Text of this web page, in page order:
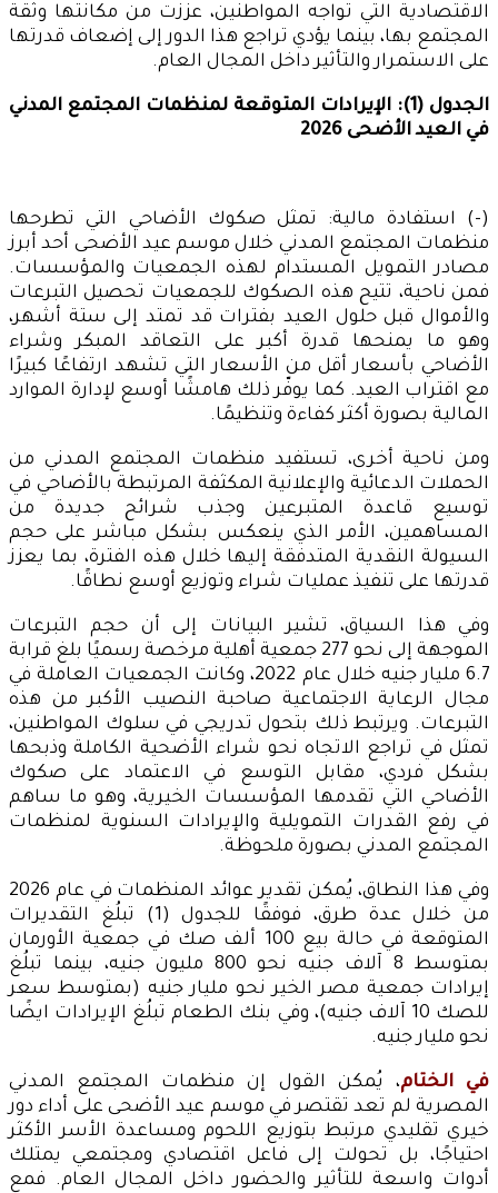
الاقتصادية التي تواجه المواطنين، عززت من مكانتها وثقة
المجتمع بها، بينما يؤدي تراجع هذا الدور إلى إضعاف قدرتها
على الاستمرار والتأثير داخل المجال العام.
الجدول (1): الإيرادات المتوقعة لمنظمات المجتمع المدني
في العيد الأضحى 2026
(-) استفادة مالية: تمثل صكوك الأضاحي التي تطرحها
منظمات المجتمع المدني خلال موسم عيد الأضحى أحد أبرز
مصادر التمويل المستدام لهذه الجمعيات والمؤسسات.
فمن ناحية، تتيح هذه الصكوك للجمعيات تحصيل التبرعات
والأموال قبل حلول العيد بفترات قد تمتد إلى ستة أشهر،
وهو ما يمنحها قدرة أكبر على التعاقد المبكر وشراء
الأضاحي بأسعار أقل من الأسعار التي تشهد ارتفاعًا كبيرًا
مع اقتراب العيد. كما يوفّر ذلك هامشًا أوسع لإدارة الموارد
المالية بصورة أكثر كفاءة وتنظيمًا.
ومن ناحية أخرى، تستفيد منظمات المجتمع المدني من
الحملات الدعائية والإعلانية المكثفة المرتبطة بالأضاحي في
توسيع قاعدة المتبرعين وجذب شرائح جديدة من
المساهمين، الأمر الذي ينعكس بشكل مباشر على حجم
السيولة النقدية المتدفقة إليها خلال هذه الفترة، بما يعزز
قدرتها على تنفيذ عمليات شراء وتوزيع أوسع نطاقًا.
وفي هذا السياق، تشير البيانات إلى أن حجم التبرعات
الموجهة إلى نحو 277 جمعية أهلية مرخصة رسميًا بلغ قرابة
6.7 مليار جنيه خلال عام 2022، وكانت الجمعيات العاملة في
مجال الرعاية الاجتماعية صاحبة النصيب الأكبر من هذه
التبرعات. ويرتبط ذلك بتحول تدريجي في سلوك المواطنين،
تمثل في تراجع الاتجاه نحو شراء الأضحية الكاملة وذبحها
بشكل فردي، مقابل التوسع في الاعتماد على صكوك
الأضاحي التي تقدمها المؤسسات الخيرية، وهو ما ساهم
في رفع القدرات التمويلية والإيرادات السنوية لمنظمات
المجتمع المدني بصورة ملحوظة.
وفي هذا النطاق، يُمكن تقدير عوائد المنظمات في عام 2026
من خلال عدة طرق، فوفقًا للجدول (1) تبلُغ التقديرات
المتوقعة في حالة بيع 100 ألف صك في جمعية الأورمان
بمتوسط 8 آلاف جنيه نحو 800 مليون جنيه، بينما تبلُغ
إيرادات جمعية مصر الخير نحو مليار جنيه (بمتوسط سعر
للصك 10 آلاف جنيه)، وفي بنك الطعام تبلُغ الإيرادات ايضًا
نحو مليار جنيه.
في الختام، يُمكن القول إن منظمات المجتمع المدني
المصرية لم تعد تقتصر في موسم عيد الأضحى على أداء دور
خيري تقليدي مرتبط بتوزيع اللحوم ومساعدة الأسر الأكثر
احتياجًا، بل تحولت إلى فاعل اقتصادي ومجتمعي يمتلك
أدوات واسعة للتأثير والحضور داخل المجال العام. فمع